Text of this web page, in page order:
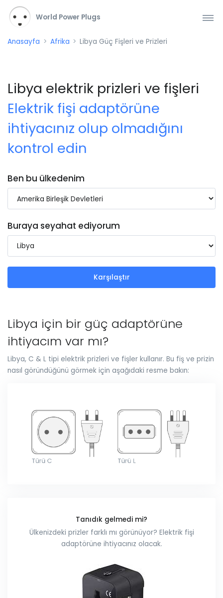
World Power Plugs
Anasayfa Afrika Libya Güç Fişleri ve Prizleri
Libya elektrik prizleri ve fişleri
Elektrik fişi adaptörüne
ihtiyacınız olup olmadığını
kontrol edin
Ben bu ülkedenim
Buraya seyahat ediyorum
Karşılaştır
Libya için bir güç adaptörüne
ihtiyacım var mı?
Libya, C & L tipi elektrik prizleri ve fişler kullanır. Bu fiş ve prizin
nasıl göründüğünü görmek için aşağıdaki resme bakın:
Tanıdık gelmedi mi?
Ülkenizdeki prizler farklı mı görünüyor? Elektrik fişi
adaptörüne ihtiyacınız olacak.